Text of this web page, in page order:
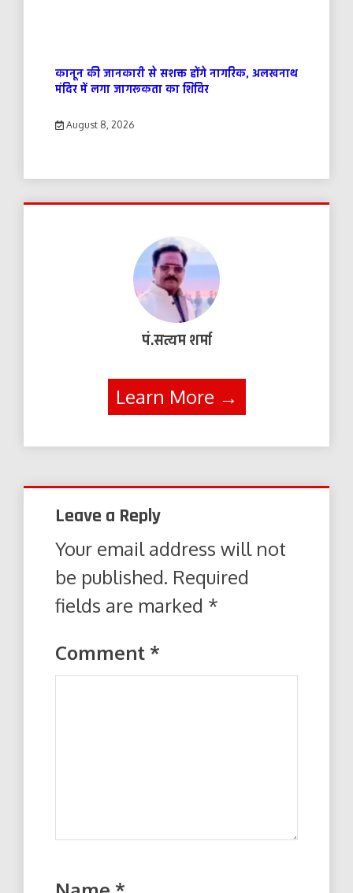
कानून की जानकारी से सशक्त होंगे नागरिक, अलखनाथ
मंदिर में लगा जागरूकता का शिविर
August 8, 2026
पं.सत्यम शर्मा
Learn More →
Leave a Reply
Your email address will not
be published. Required
fields are marked *
Comment *